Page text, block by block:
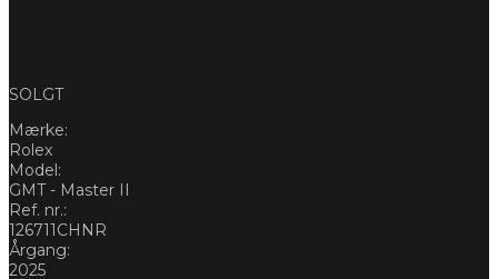
SOLGT
Mærke:
Rolex
Model:
GMT - Master II
Ref. nr.:
126711CHNR
Årgang:
2025